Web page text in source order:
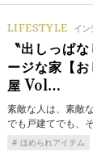
LIFESTYLE イン
〝出しっぱ
ージな家【
屋 Vol…
素敵な人は、素敵
でも戸建てでも、
ほめられアイテム